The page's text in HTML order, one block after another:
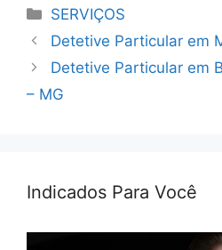
Categorias
SERVIÇOS
Detetive Particular em
Detetive Particular em
– MG
Indicados Para Você